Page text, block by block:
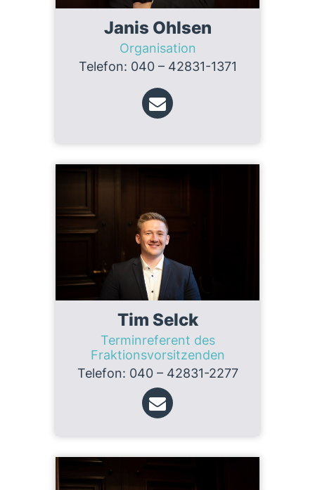
Janis Ohlsen
Organisation
Telefon: 040 – 42831-1371
Tim Selck
Terminreferent des
Fraktionsvorsitzenden
Telefon: 040 – 42831-2277